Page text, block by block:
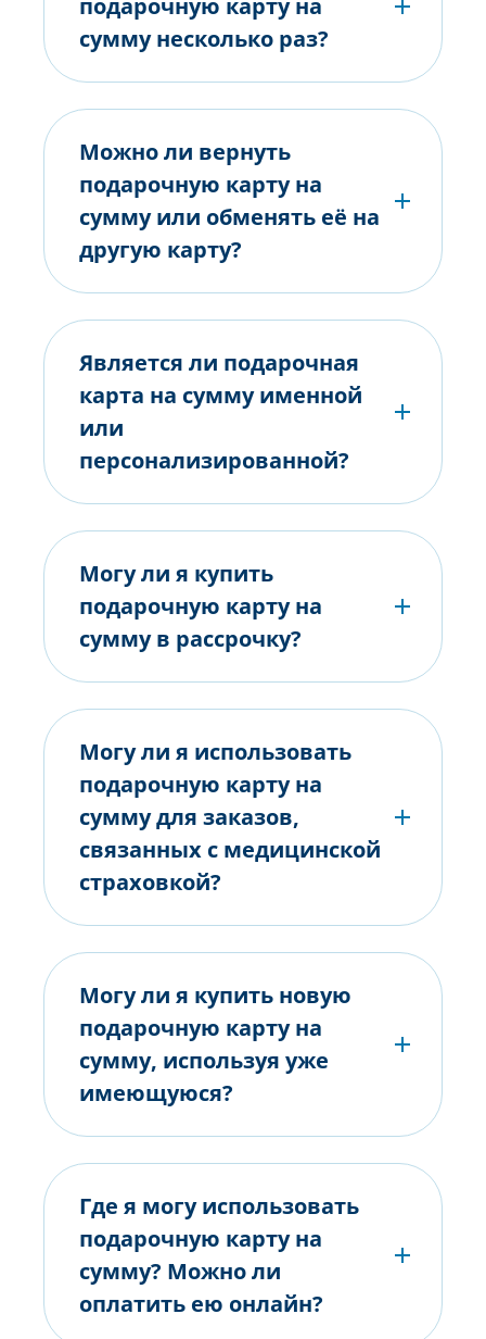
подарочную карту на
сумму несколько раз?
Можно ли вернуть
подарочную карту на
сумму или обменять её на
другую карту?
Является ли подарочная
карта на сумму именной
или
персонализированной?
Могу ли я купить
подарочную карту на
сумму в рассрочку?
Могу ли я использовать
подарочную карту на
сумму для заказов,
связанных с медицинской
страховкой?
Могу ли я купить новую
подарочную карту на
сумму, используя уже
имеющуюся?
Где я могу использовать
подарочную карту на
сумму? Можно ли
оплатить ею онлайн?